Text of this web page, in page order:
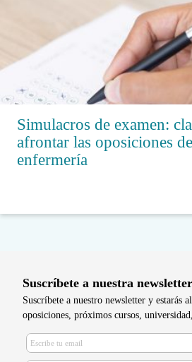
Simulacros de examen:
afrontar las oposiciones de
enfermería
Suscríbete a nuestra newsletter
Suscríbete a nuestro newsletter y estarás
oposiciones, próximos cursos,